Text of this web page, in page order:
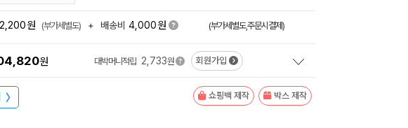
원 (부가세별도) + 배송비 4,000원 (부가세별도,주문시결제)
원 대박머니적립 2,733원 회원가입
〉 쇼핑백 제작 박스 제작